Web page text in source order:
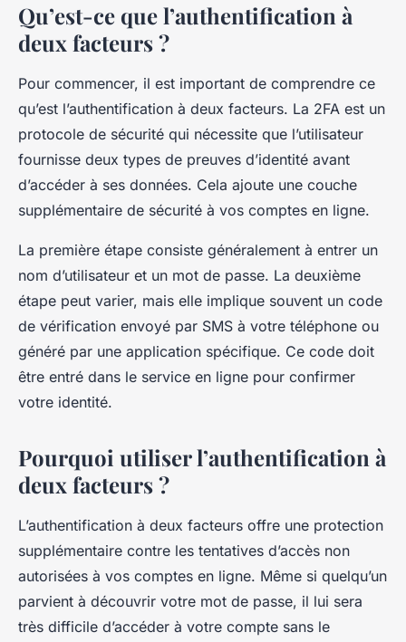
Qu’est-ce que l’authentification à
deux facteurs ?
Pour commencer, il est important de comprendre ce
qu’est l’authentification à deux facteurs. La 2FA est un
protocole de sécurité qui nécessite que l’utilisateur
fournisse deux types de preuves d’identité avant
d’accéder à ses données. Cela ajoute une couche
supplémentaire de sécurité à vos comptes en ligne.
La première étape consiste généralement à entrer un
nom d’utilisateur et un mot de passe. La deuxième
étape peut varier, mais elle implique souvent un code
de vérification envoyé par SMS à votre téléphone ou
généré par une application spécifique. Ce code doit
être entré dans le service en ligne pour confirmer
votre identité.
Pourquoi utiliser l’authentification à
deux facteurs ?
L’authentification à deux facteurs offre une protection
supplémentaire contre les tentatives d’accès non
autorisées à vos comptes en ligne. Même si quelqu’un
parvient à découvrir votre mot de passe, il lui sera
très difficile d’accéder à votre compte sans le